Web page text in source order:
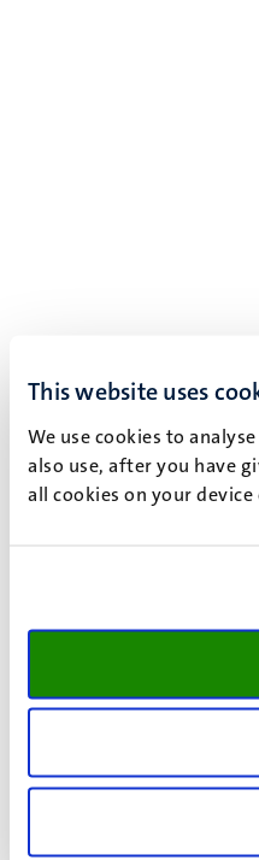
This website uses
We use cookies to
also use, after you have
all cookies on your